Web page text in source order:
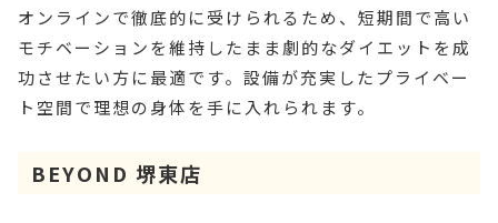
オンラインで徹底的に受けられるため、短期間で高い
モチベーションを維持したまま劇的なダイエットを成
功させたい方に最適です。設備が充実したプライベー
ト空間で理想の身体を手に入れられます。
BEYOND 堺東店